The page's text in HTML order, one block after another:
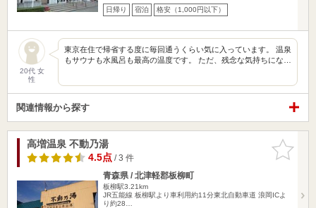
日帰り 宿泊 格安（1,000円以下）
20代 女
性
東京在住で帰省する度に毎回通うくらい気に入っています。 温泉
もサウナも水風呂も最高の温度です。 ただ、残念な気持ちにな…
関連情報から探す
お気に入
りに追加
高増温泉 不動乃湯
4.5点/ 3 件
青森県 / 北津軽郡板柳町
板柳駅3.21km
JR五能線 板柳駅より車利用約11分東北自動車道 浪岡ICよ
り約28…